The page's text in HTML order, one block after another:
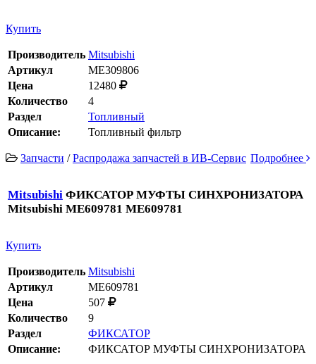
Купить
Производитель Mitsubishi
Артикул
ME309806
Цена
12480
Количество
4
Раздел
Топливный
Описание:
Топливный фильтр
Запчасти /Распродажа запчастей в ИВ-Сервис Подробнее
Mitsubishi ФИКСАТОР МУФТЫ СИНХРОНИЗАТОРА
Mitsubishi ME609781 ME609781
Купить
Производитель Mitsubishi
Артикул
ME609781
Цена
507
Количество
9
Раздел
ФИКСАТОР
Описание:
ФИКСАТОР МУФТЫ СИНХРОНИЗАТОРА